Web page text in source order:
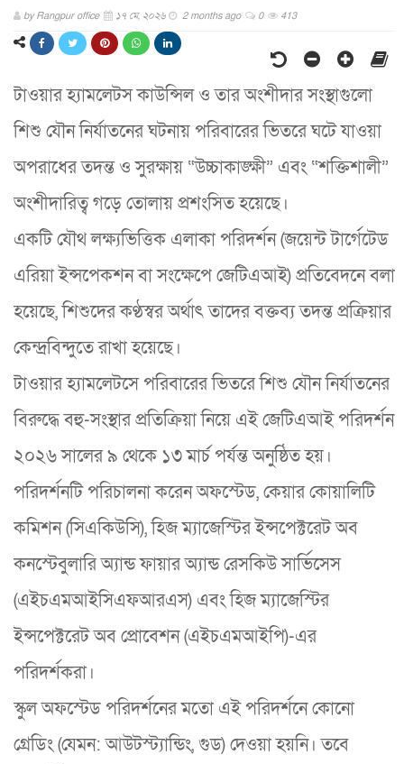
byRangpur office ১৭ মে, ২০২৬ 2 months ago 0 413
টাওয়ার হ্যামলেটস কাউন্সিল ও তার অংশীদার সংস্থাগুলো
শিশু যৌন নির্যাতনের ঘটনায় পরিবারের ভিতরে ঘটে যাওয়া
অপরাধের তদন্ত ও সুরক্ষায় “উচ্চাকাঙ্ক্ষী” এবং “শক্তিশালী”
অংশীদারিত্ব গড়ে তোলায় প্রশংসিত হয়েছে।
একটি যৌথ লক্ষ্যভিত্তিক এলাকা পরিদর্শন (জয়েন্ট টার্গেটেড
এরিয়া ইন্সপেকশন বা সংক্ষেপে জেটিএআই) প্রতিবেদনে বলা
হয়েছে, শিশুদের কণ্ঠস্বর অর্থাৎ তাদের বক্তব্য তদন্ত প্রক্রিয়ার
কেন্দ্রবিন্দুতে রাখা হয়েছে।
টাওয়ার হ্যামলেটসে পরিবারের ভিতরে শিশু যৌন নির্যাতনের
বিরুদ্ধে বহু-সংস্থার প্রতিক্রিয়া নিয়ে এই জেটিএআই পরিদর্শন
২০২৬ সালের ৯ থেকে ১৩ মার্চ পর্যন্ত অনুষ্ঠিত হয়।
পরিদর্শনটি পরিচালনা করেন অফস্টেড, কেয়ার কোয়ালিটি
কমিশন (সিএকিউসি), হিজ ম্যাজেস্টির ইন্সপেক্টরেট অব
কনস্টেবুলারি অ্যান্ড ফায়ার অ্যান্ড রেসকিউ সার্ভিসেস
(এইচএমআইসিএফআরএস) এবং হিজ ম্যাজেস্টির
ইন্সপেক্টরেট অব প্রোবেশন (এইচএমআইপি)-এর
পরিদর্শকরা।
স্কুল অফস্টেড পরিদর্শনের মতো এই পরিদর্শনে কোনো
গ্রেডিং (যেমন: আউটস্ট্যান্ডিং, গুড) দেওয়া হয়নি। তবে